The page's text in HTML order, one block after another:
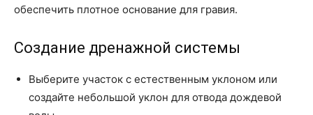
обеспечить плотное основание для гравия.
Создание дренажной системы
Выберите участок с естественным уклоном или
создайте небольшой уклон для отвода дождевой